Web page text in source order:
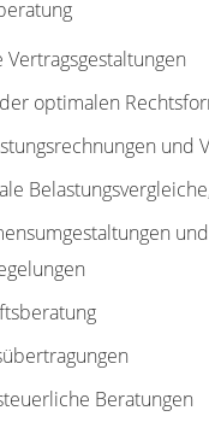
Vertragsgestaltungen
optimalen
und
Beratungen